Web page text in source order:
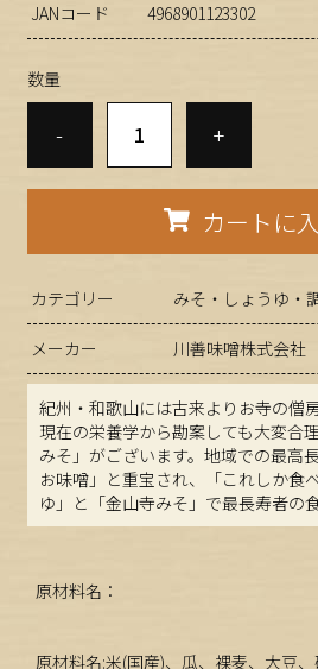
JANコード 4968901123302
数量
- +
カートに
カテゴリー みそ・しょうゆ・
メーカー 川善味噌株式会社
紀州・和歌山には古来よりお寺の僧
現在の栄養学から勘案しても大変合
みそ」がございます。地域での最高
お味噌」と重宝され、「これしか食
ゆ」と「金山寺みそ」で最長寿者の
原材料名：
原材料名:米(国産)、瓜、裸麦、大豆